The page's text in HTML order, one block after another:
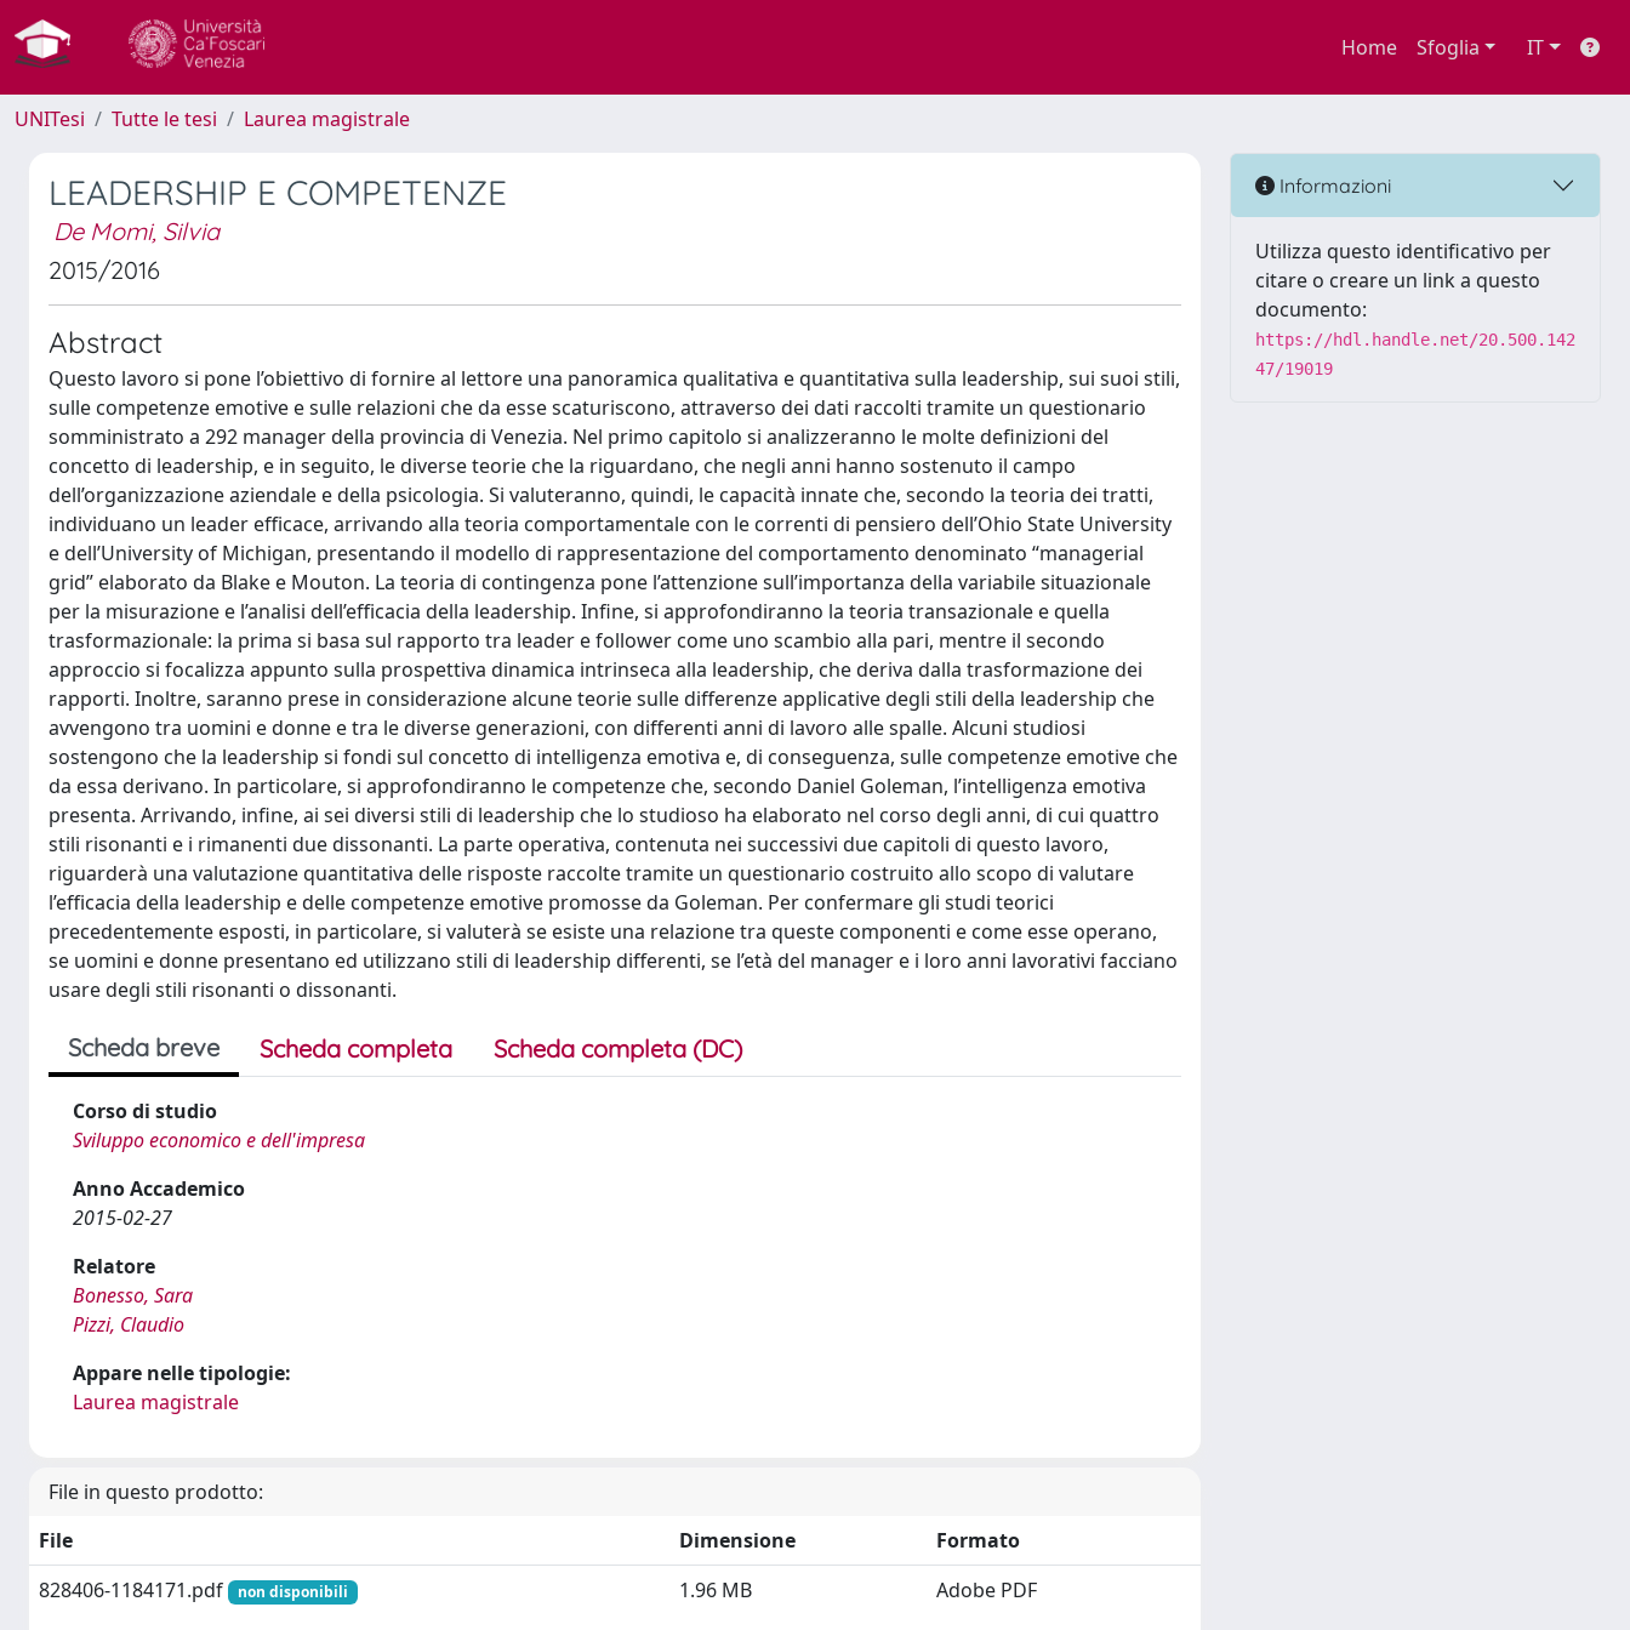
Home Sfoglia IT
UNITesi Tutte le tesi Laurea magistrale
LEADERSHIP E COMPETENZE
De Momi, Silvia
2015/2016
Abstract
Questo lavoro si pone l’obiettivo di fornire al lettore una panoramica qualitativa e quantitativa sulla leadership, sui suoi stili,
sulle competenze emotive e sulle relazioni che da esse scaturiscono, attraverso dei dati raccolti tramite un questionario
somministrato a 292 manager della provincia di Venezia. Nel primo capitolo si analizzeranno le molte definizioni del
concetto di leadership, e in seguito, le diverse teorie che la riguardano, che negli anni hanno sostenuto il campo
dell’organizzazione aziendale e della psicologia. Si valuteranno, quindi, le capacità innate che, secondo la teoria dei tratti,
individuano un leader efficace, arrivando alla teoria comportamentale con le correnti di pensiero dell’Ohio State University
e dell’University of Michigan, presentando il modello di rappresentazione del comportamento denominato “managerial
grid” elaborato da Blake e Mouton. La teoria di contingenza pone l’attenzione sull’importanza della variabile situazionale
per la misurazione e l’analisi dell’efficacia della leadership. Infine, si approfondiranno la teoria transazionale e quella
trasformazionale: la prima si basa sul rapporto tra leader e follower come uno scambio alla pari, mentre il secondo
approccio si focalizza appunto sulla prospettiva dinamica intrinseca alla leadership, che deriva dalla trasformazione dei
rapporti. Inoltre, saranno prese in considerazione alcune teorie sulle differenze applicative degli stili della leadership che
avvengono tra uomini e donne e tra le diverse generazioni, con differenti anni di lavoro alle spalle. Alcuni studiosi
sostengono che la leadership si fondi sul concetto di intelligenza emotiva e, di conseguenza, sulle competenze emotive che
da essa derivano. In particolare, si approfondiranno le competenze che, secondo Daniel Goleman, l’intelligenza emotiva
presenta. Arrivando, infine, ai sei diversi stili di leadership che lo studioso ha elaborato nel corso degli anni, di cui quattro
stili risonanti e i rimanenti due dissonanti. La parte operativa, contenuta nei successivi due capitoli di questo lavoro,
riguarderà una valutazione quantitativa delle risposte raccolte tramite un questionario costruito allo scopo di valutare
l’efficacia della leadership e delle competenze emotive promosse da Goleman. Per confermare gli studi teorici
precedentemente esposti, in particolare, si valuterà se esiste una relazione tra queste componenti e come esse operano,
se uomini e donne presentano ed utilizzano stili di leadership differenti, se l’età del manager e i loro anni lavorativi facciano
usare degli stili risonanti o dissonanti.
Scheda breve Scheda completa Scheda completa (DC)
Corso di studio
Sviluppo economico e dell'impresa
Anno Accademico
2015-02-27
Relatore
Bonesso, Sara
Pizzi, Claudio
Appare nelle tipologie:
Laurea magistrale
File in questo prodotto:
File
Dimensione
Formato
828406-1184171.pdf
non disponibili 1.96 MB Adobe PDF
Informazioni
Utilizza questo identificativo per
citare o creare un link a questo
documento:
https://hdl.handle.net/20.500.142
47/19019